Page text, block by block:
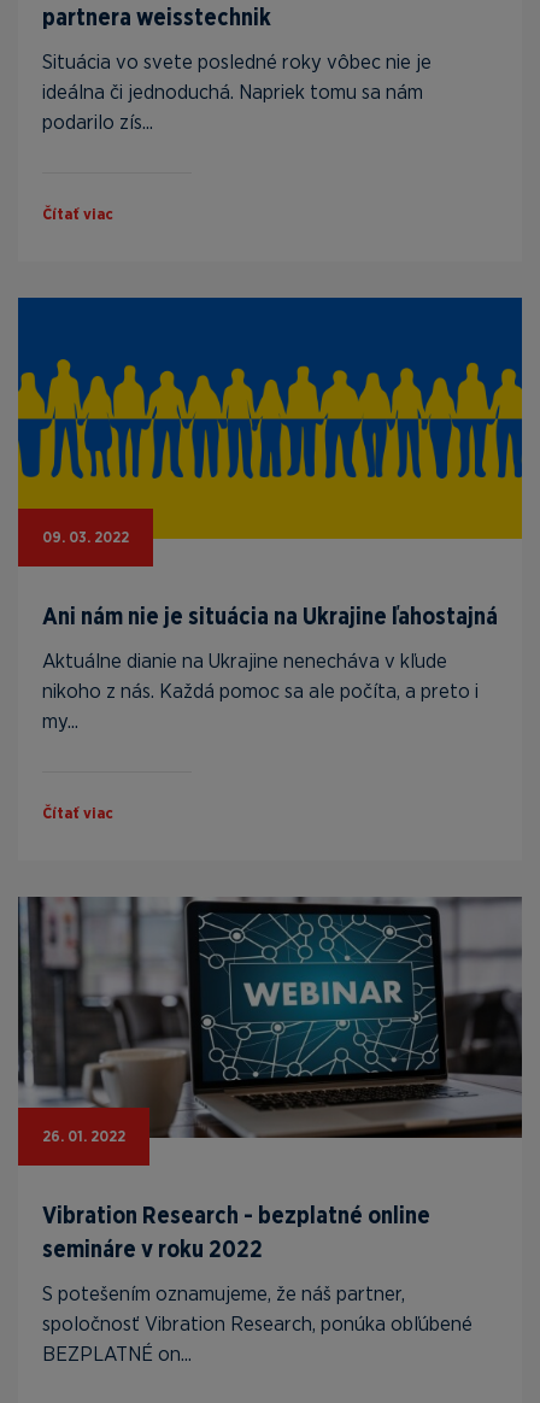
partnera weisstechnik
Situácia vo svete posledné roky vôbec nie je
ideálna či jednoduchá. Napriek tomu sa nám
podarilo zís...
Čítať viac
09. 03. 2022
Ani nám nie je situácia na Ukrajine ľahostajná
Aktuálne dianie na Ukrajine nenecháva v kľude
nikoho z nás. Každá pomoc sa ale počíta, a preto i
my...
Čítať viac
26. 01. 2022
Vibration Research - bezplatné online
semináre v roku 2022
S potešením oznamujeme, že náš partner,
spoločnosť Vibration Research, ponúka obľúbené
BEZPLATNÉ on...